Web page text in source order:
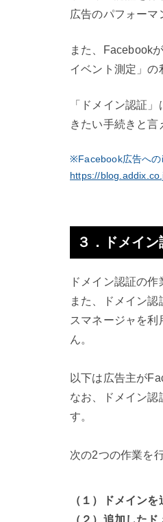
広告のパフォーマ
また、Facebook
イベント測定」の
「ドメイン認証
きたい手続きと言
※Facebook広告への
https://
３．ドメイ
ドメイン認証の
また、ドメイン
スマネージャを
ん。
以下は広告主が
なお、ドメイン
す。
次の2つの作業を
（１）ドメイン